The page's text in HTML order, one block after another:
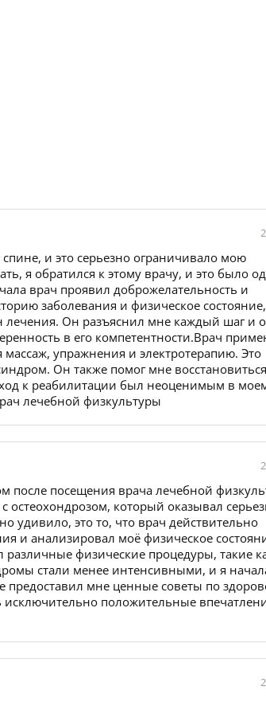
и это серьезно ограничивало мою
я обратился к этому врачу, и это было
врач проявил доброжелательность и
заболевания и физическое
Он разъяснил мне каждый шаг и
в его компетентности.Врач
упражнения и электротерапию. Это
Он также помог мне
к реабилитации был неоценимым в
лечебной физкультуры
после посещения врача лечебной
остеохондрозом, который оказывал
удивило, это то, что врач действительно
и анализировал моё физическое
физические процедуры, такие
стали менее интенсивными, и я
предоставил мне ценные советы по
положительные